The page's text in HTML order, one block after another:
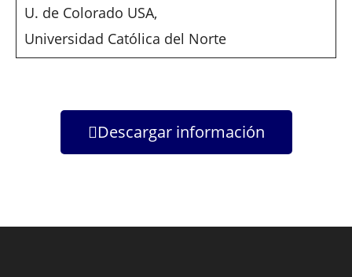
U. de Colorado USA,
Universidad Católica del Norte
Descargar información